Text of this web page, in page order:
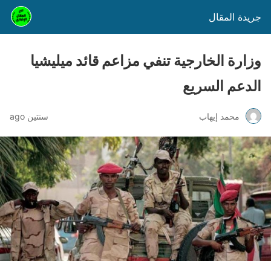
جريدة المقال
وزارة الخارجية تنفي مزاعم قائد ميليشيا
الدعم السريع
محمد إيهاب سنتين ago